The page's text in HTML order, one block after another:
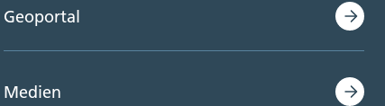
Geoportal
Medien